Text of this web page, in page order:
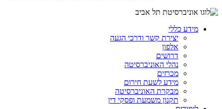
מידע כללי
יצירת קשר ודרכי הגעה
אלפון
דרושים
נהלי האוניברסיטה
מכרזים
מידע לשעת חירום
מבקרת האוניברסיטה
תקנון משמעת ופסקי דין